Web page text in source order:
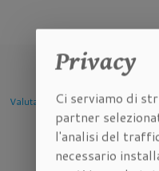
Immobile
Valutazione
Privacy
Ci serviamo di
partner
l'analisi del
necessario